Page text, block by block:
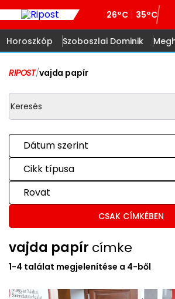
26°C 35°C
Horoszkóp Szoboszlai Dominik
RIPOST/vajda papír
Dátum szerint
Cikk típusa
Rovat
CSAK CÍMKÉBEN
vajda papír címke
1-4 találat megjelenítése a 4-ből